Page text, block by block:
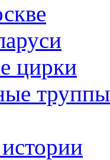
цирки
труппы